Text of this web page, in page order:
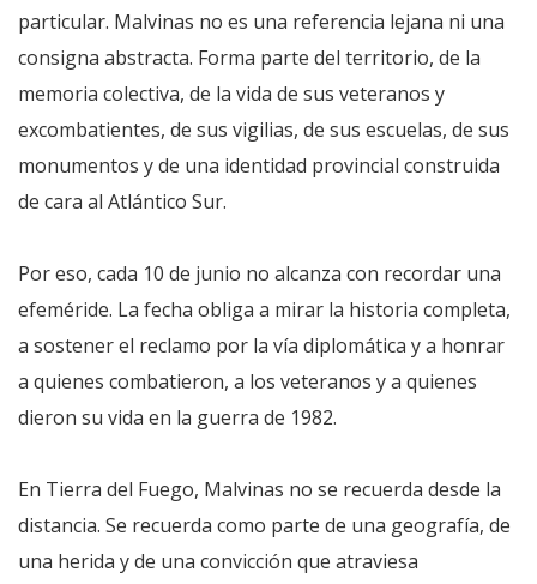
particular. Malvinas no es una referencia lejana ni una
consigna abstracta. Forma parte del territorio, de la
memoria colectiva, de la vida de sus veteranos y
excombatientes, de sus vigilias, de sus escuelas, de sus
monumentos y de una identidad provincial construida
de cara al Atlántico Sur.
Por eso, cada 10 de junio no alcanza con recordar una
efeméride. La fecha obliga a mirar la historia completa,
a sostener el reclamo por la vía diplomática y a honrar
a quienes combatieron, a los veteranos y a quienes
dieron su vida en la guerra de 1982.
En Tierra del Fuego, Malvinas no se recuerda desde la
distancia. Se recuerda como parte de una geografía, de
una herida y de una convicción que atraviesa